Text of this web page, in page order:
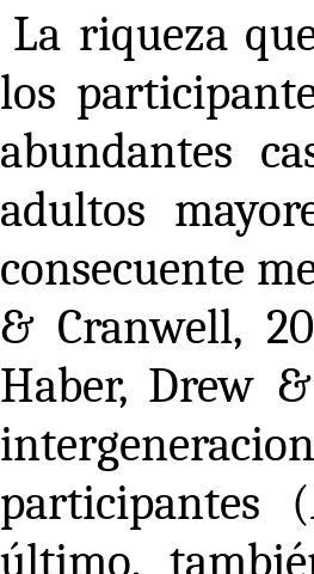
La riqueza
los
abundantes
adultos
consecuente
& Cranwell,
Haber, Drew
participantes
último,